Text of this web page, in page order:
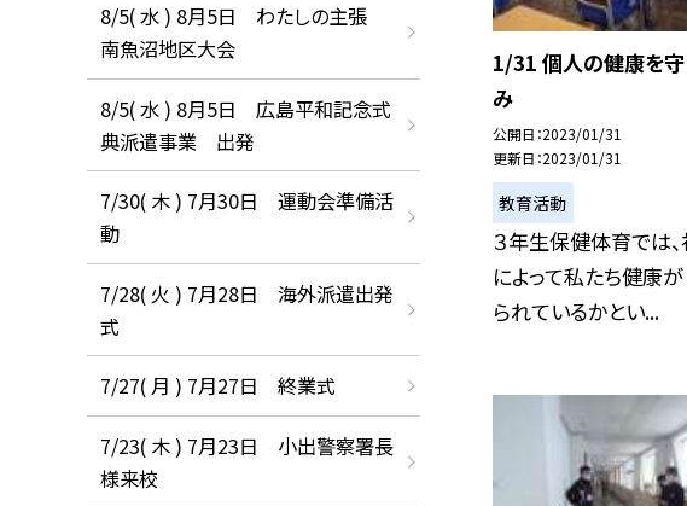
1/31 個人の健康を
み
公開日 2023/01/31
更新日 2023/01/31
教育活動
３年生保健体育では
によって私たち健康
られているかとい...
8/5( 水 ) 8月5日 わたしの主張
南魚沼地区大会
8/5( 水 ) 8月5日 広島平和記念式
典派遣事業 出発
7/30( 木 ) 7月30日 運動会準備活
動
7/28( 火 ) 7月28日 海外派遣出発
式
7/27( 月 ) 7月27日 終業式
7/23( 木 ) 7月23日 小出警察署長
様来校